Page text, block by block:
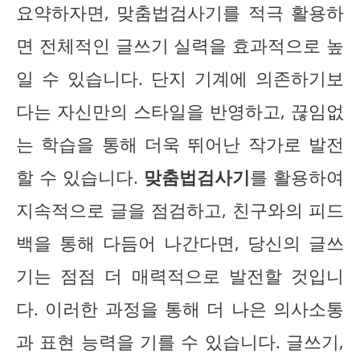
요약하자면, 맞춤법검사기를 적극 활용하
면 전체적인 글쓰기 실력을 효과적으로 높
일 수 있습니다. 단지 기계에 의존하기보
다는 자신만의 스타일을 반영하고, 끊임없
는 학습을 통해 더욱 뛰어난 작가로 발전
할 수 있습니다. 맞춤법검사기를 활용하여
지속적으로 글을 점검하고, 친구와의 피드
백을 통해 다듬어 나간다면, 당신의 글쓰
기는 점점 더 매력적으로 발전할 것입니
다. 이러한 과정을 통해 더 나은 의사소통
과 표현 능력을 기를 수 있습니다. 글쓰기,